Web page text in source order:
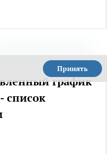
Принять
график
список